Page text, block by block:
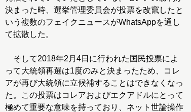
決まった時、選挙管理委員会が投票を改竄したと
いう複数のフェイクニュースがWhatsAppを通し
て拡散した。
そして2018年2月4日に行われた国民投票によ
って大統領再選は1度のみと決まったため、コレ
アが再び大統領に立候補することはできなくなっ
た。この投票はコレアおよびエクアドルにとって
極めて重要な意味を持っており、ネット世論操作